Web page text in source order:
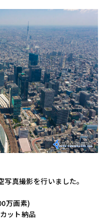
真撮影を行いました。
万画素)
ット納品